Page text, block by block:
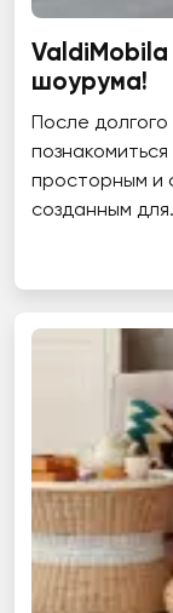
шоурума!
После
просторным и
созданным